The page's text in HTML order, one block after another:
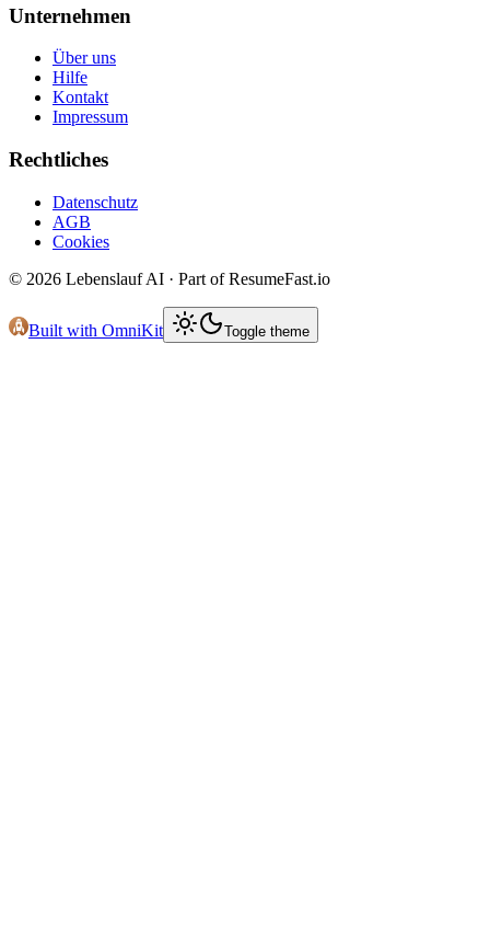
Unternehmen
Über uns
Hilfe
Kontakt
Impressum
Rechtliches
Datenschutz
AGB
Cookies
© 2026 Lebenslauf AI · Part of ResumeFast.io
Built with OmniKit Toggle theme